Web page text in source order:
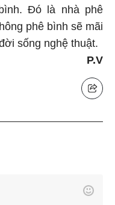
Đó là nhà phê
phê bình sẽ mãi
sống nghệ thuật.
P.V